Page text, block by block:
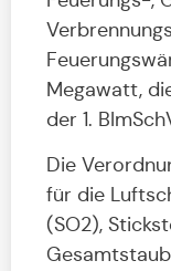
Megawatt,
der 1.
Die
für die
(SO2),